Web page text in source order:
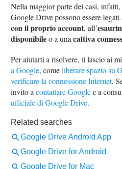
Nella maggior parte dei casi,
Google Drive possono essere legati
con il proprio account, all’
disponibileo a unacattiva
Per aiutarti a risolvere, ti lascio ai
a Google, comeliberare spazio su
verificare la connessione Internet.
invito acontattare Googlee a
ufficiale di Google Drive.